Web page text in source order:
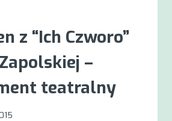
z “Ich Czworo”
–
teatralny